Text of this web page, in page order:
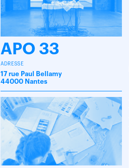
APO 33
ADRESSE
17 rue Paul Bellamy
44000 Nantes